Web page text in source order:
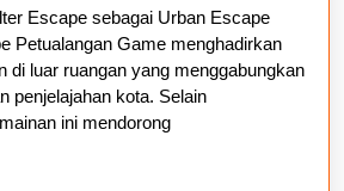
Urban
Interaktif
Seru
Escape sebagai Urban Escape
Petualangan Game menghadirkan
di luar ruangan yang menggabungkan
penjelajahan kota. Selain
ini mendorong